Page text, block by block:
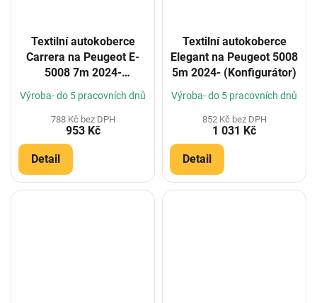
Textilní autokoberce
Carrera na Peugeot E-
5008 7m 2024-
(Konfigurátor)
Výroba- do 5 pracovních dnů
788 Kč bez DPH
953 Kč
Detail
Textilní autokoberce
Elegant na Peugeot 5008
5m 2024- (Konfigurátor)
Výroba- do 5 pracovních dnů
852 Kč bez DPH
1 031 Kč
Detail